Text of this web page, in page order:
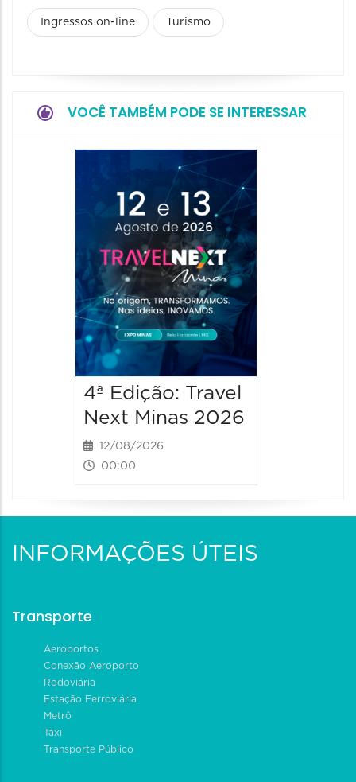
Ingressos on-line Turismo
VOCÊ TAMBÉM PODE SE INTERESSAR
4ª Edição: Travel
Next Minas 2026
12/08/2026
00:00
INFORMAÇÕES ÚTEIS
Transporte
Aeroportos
Conexão Aeroporto
Rodoviária
Estação Ferroviária
Metrô
Táxi
Transporte Público